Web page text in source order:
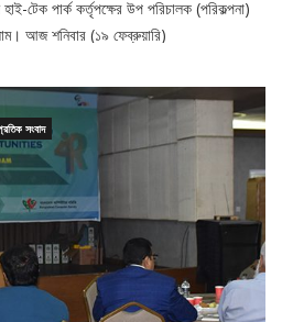
প্রশিক্ষণ কর্মশালার আয়োজন করা হয়। কর্মশালায় মূল
টেক পার্ক কর্তৃপক্ষের উপ পরিচালক (পরিকল্পনা)
সংবাদ